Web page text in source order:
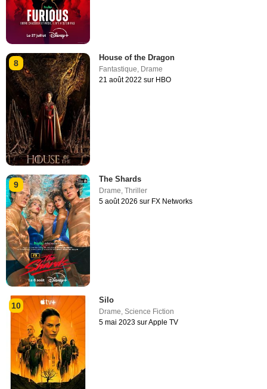
8
House of the Dragon
Fantastique, Drame
21 août 2022 sur HBO
9
The Shards
Drame ,Thriller
5 août 2026 sur FX Networks
10
Silo
Drame,Science Fiction
5 mai 2023 sur Apple TV